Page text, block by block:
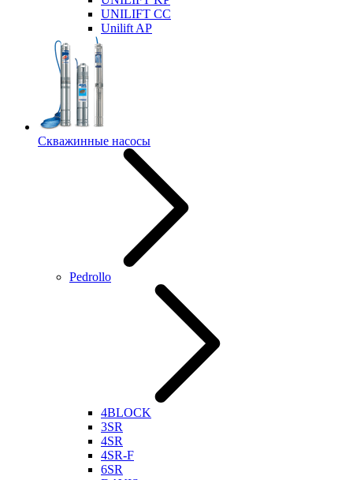
UNILIFT CC
Unilift AP
Скважинные насосы
Pedrollo
4BLOCK
3SR
4SR
4SR-F
6SR